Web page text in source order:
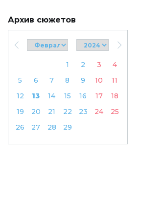
Архив сюжетов
1 2 3
4
5
6 7 8 9 10
11
12
13 14 15 16 17
18
19
20 21 22 23 24
25
26
27 28 29